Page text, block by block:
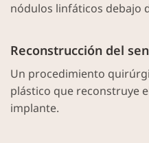
nódulos linfáticos debajo
Reconstrucción del
Un procedimiento
plástico que reconstruye
implante.